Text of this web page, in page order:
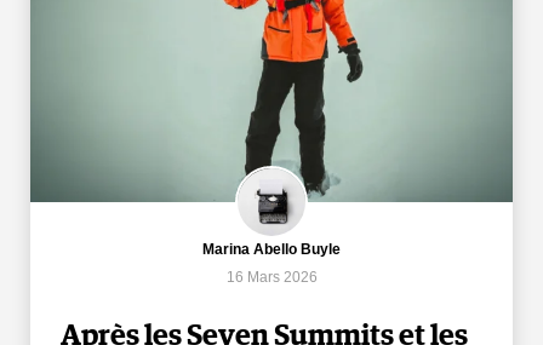
Marina Abello Buyle
16 Mars 2026
Après les Seven Summits et les